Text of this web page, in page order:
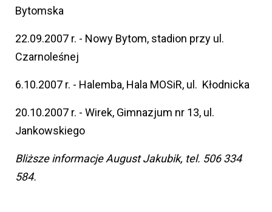
Bytomska
22.09.2007 r. - Nowy Bytom, stadion przy ul.
Czarnoleśnej
6.10.2007 r. - Halemba, Hala MOSiR, ul. Kłodnicka
20.10.2007 r. - Wirek, Gimnazjum nr 13, ul.
Jankowskiego
Bliższe informacje August Jakubik, tel. 506 334
584.